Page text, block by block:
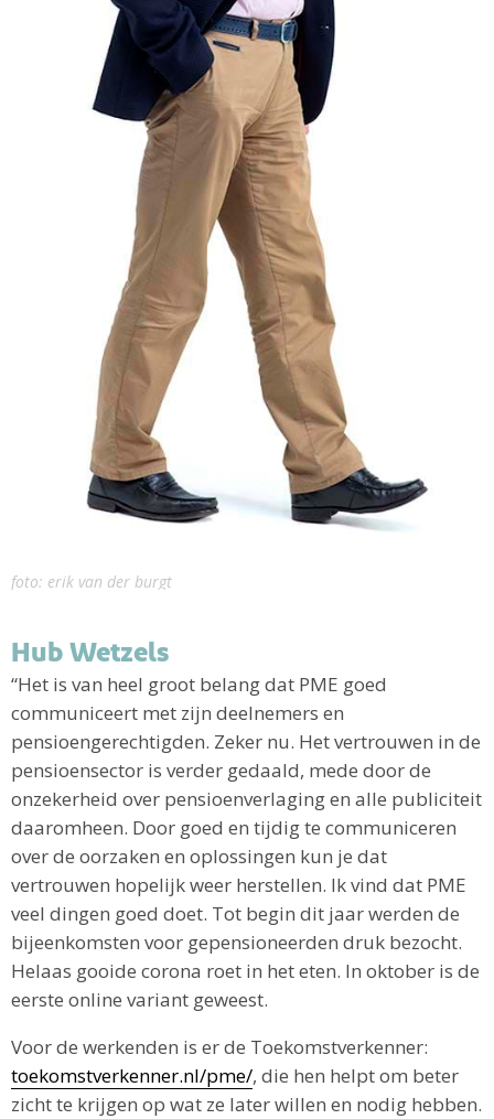
foto: erik van der burgt
Hub Wetzels
“Het is van heel groot belang dat PME goed
communiceert met zijn deelnemers en
pensioengerechtigden. Zeker nu. Het vertrouwen in de
pensioensector is verder gedaald, mede door de
onzekerheid over pensioenverlaging en alle publiciteit
daaromheen. Door goed en tijdig te communiceren
over de oorzaken en oplossingen kun je dat
vertrouwen hopelijk weer herstellen. Ik vind dat PME
veel dingen goed doet. Tot begin dit jaar werden de
bijeenkomsten voor gepensioneerden druk bezocht.
Helaas gooide corona roet in het eten. In oktober is de
eerste online variant geweest.
Voor de werkenden is er de Toekomstverkenner:
toekomstverkenner.nl/pme/, die hen helpt om beter
zicht te krijgen op wat ze later willen en nodig hebben.